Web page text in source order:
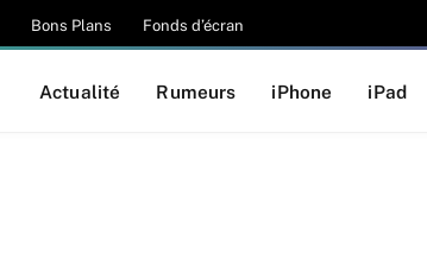
Bons Plans Fonds d’écran
Actualité Rumeurs iPhone iPad